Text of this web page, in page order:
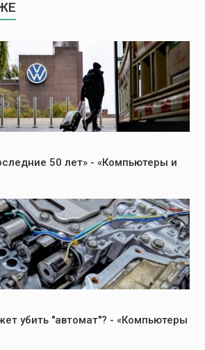
50 лет» - «Компьютеры и
убить "автомат"? - «Компьютеры